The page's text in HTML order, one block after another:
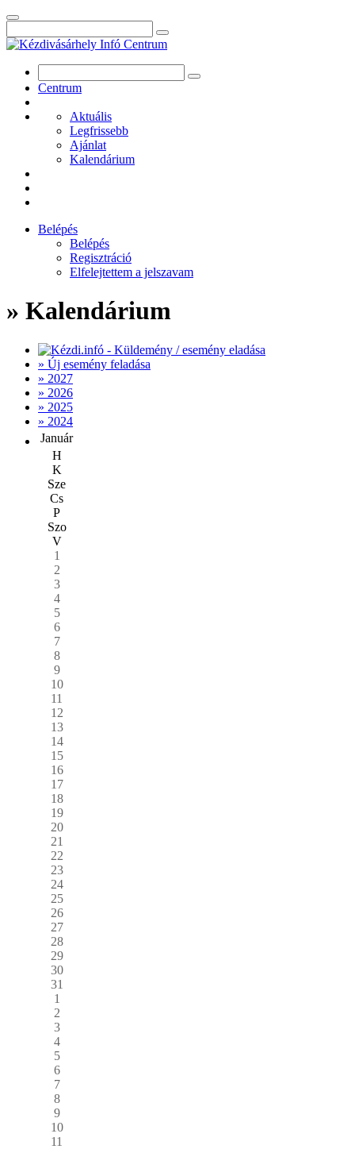
Centrum
Aktuális
Legfrissebb
Ajánlat
Kalendárium
Belépés
Belépés
Regisztráció
Elfelejtettem a jelszavam
» Kalendárium
» Új esemény feladása
» 2027
» 2026
» 2025
» 2024
Január
H
K
Sze
Cs
P
Szo
V
1
2
3
4
5
6
7
8
9
10
11
12
13
14
15
16
17
18
19
20
21
22
23
24
25
26
27
28
29
30
31
1
2
3
4
5
6
7
8
9
10
11